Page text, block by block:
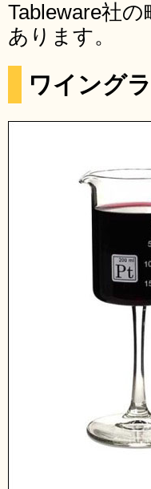
Tableware社
あります。
ワイング